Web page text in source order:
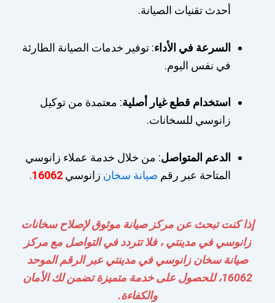
أحدث تقنيات الصيانة.
السرعة في الأداء: توفير خدمات الصيانة الطارئة
في نفس اليوم.
استخدام قطع غيار أصلية: معتمدة من توكيل
زانوسي للسخانات.
الدعم المتواصل: من خلال خدمة عملاء زانوسي
المتاحة عبر رقم صيانة سخان زانوسي 16062
.
إذا كنت تبحث عن مركز صيانة موثوق لإصلاح سخانات
زانوسي في مدينتي ، فلا تتردد في التواصل مع مركز
صيانة سخان زانوسي في مدينتي عبر الرقم الموحد
16062، للحصول على خدمة متميزة تضمن لك الأمان
والكفاءة.